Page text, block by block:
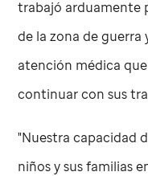
trabajó arduamente
de la zona de guerra
atención médica
continuar con sus
"Nuestra capacidad
niños y sus familias